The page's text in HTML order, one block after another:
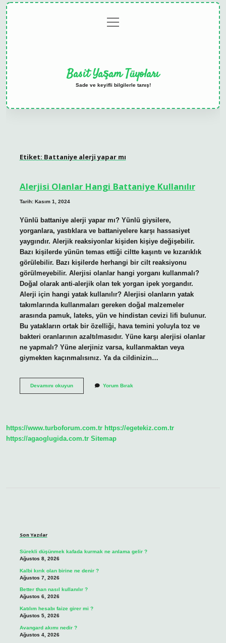
menüyü
aç
Basit Yaşam Tüyoları
Sade ve keyifli bilgilerle tanış!
Etiket: Battaniye alerji yapar mı
Alerjisi Olanlar Hangi Battaniye Kullanılır
Tarih: Kasım 1, 2024
Yünlü battaniye alerji yapar mı? Yünlü giysilere,
yorganlara, yastıklara ve battaniyelere karşı hassasiyet
yaygındır. Alerjik reaksiyonlar kişiden kişiye değişebilir.
Bazı kişilerde yünün temas ettiği ciltte kaşıntı ve kızarıklık
görülebilir. Bazı kişilerde herhangi bir cilt reaksiyonu
görülmeyebilir. Alerjisi olanlar hangi yorganı kullanmalı?
Doğal olarak anti-alerjik olan tek yorgan ipek yorgandır.
Alerji için hangi yatak kullanılır? Alerjisi olanların yatak
takımlarında kullanmaları gereken doğal malzemeler
arasında pamuk, lateks, yün ve hindistan cevizi lifi bulunur.
Bu yatakların ortak bir özelliği, hava temini yoluyla toz ve
bakteri oranlarının azaltılmasıdır. Yüne karşı alerjisi olanlar
ne yapmalı? Yüne alerjiniz varsa, kullanmaktan veya
giymekten kaçınmalısınız. Ya da cildinizin…
Devamını okuyunAlerjisi
Yorum Bırak
https://www.turboforum.com.tr https://egetekiz.com.tr
https://agaoglugida.com.tr Sitemap
Son Yazılar
Sürekli düşünmek kafada kurmak ne anlama gelir ?
Ağustos 8, 2026
Kalbi kırık olan birine ne denir ?
Ağustos 7, 2026
Better than nasıl kullanılır ?
Ağustos 6, 2026
Katılım hesabı faize girer mi ?
Ağustos 5, 2026
Avangard akımı nedir ?
Ağustos 4, 2026